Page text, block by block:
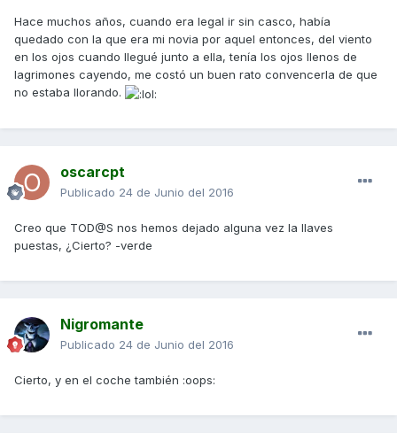
Hace muchos años, cuando era legal ir sin casco, había
quedado con la que era mi novia por aquel entonces, del viento
en los ojos cuando llegué junto a ella, tenía los ojos llenos de
lagrimones cayendo, me costó un buen rato convencerla de que
no estaba llorando.
oscarcpt
Publicado 24 de Junio del 2016
Creo que TOD@S nos hemos dejado alguna vez la llaves
puestas, ¿Cierto? -verde
Nigromante
Publicado 24 de Junio del 2016
Cierto, y en el coche también :oops: